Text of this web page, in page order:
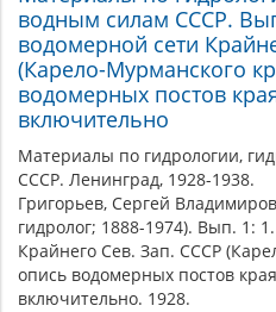
водным силам СССР.
водомерной сети
(Карело-Мурманского
водомерных постов
включительно
Материалы по гидрологии,
СССР. Ленинград, 1928-1938.
Григорьев, Сергей
гидролог; 1888-1974). Вып. 1:
Крайнего Сев. Зап. СССР
опись водомерных постов
включительно. 1928.